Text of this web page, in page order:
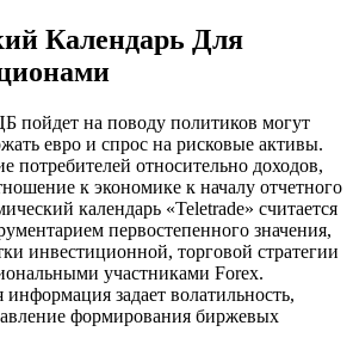
Календарь Для
пойдет на поводу политиков могут
евро и спрос на рисковые активы.
потребителей относительно доходов,
к экономике к началу отчетного
календарь «Teletrade» считается
первостепенного значения,
инвестиционной, торговой стратегии
участниками Forex.
задает волатильность,
формирования биржевых